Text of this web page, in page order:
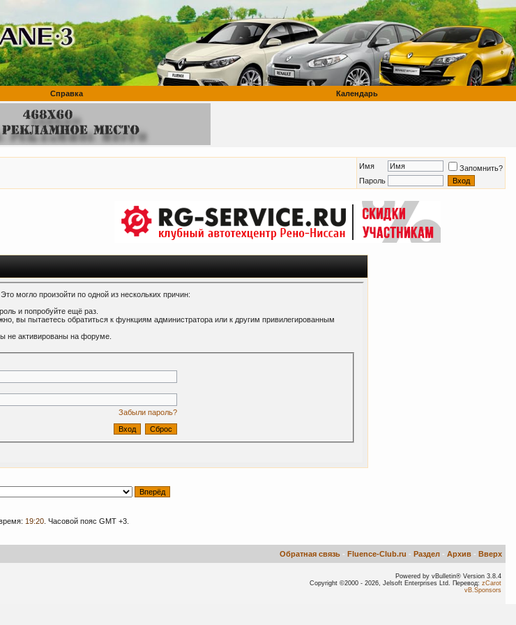
Справка Календарь
Имя
Запомнить?
Пароль
могло произойти по одной из нескольких причин:
и попробуйте ещё раз.
вы пытаетесь обратиться к функциям администратора или к другим привилегированным
не активированы на форуме.
Забыли пароль?
19:20 . Часовой пояс GMT +3.
Обратная связь - Fluence-Club.ru - Раздел - Архив - Вверх
Powered by vBulletin® Version 3.8.4
Copyright ©2000 - 2026, Jelsoft Enterprises Ltd. Перевод: zCarot
vB.Sponsors